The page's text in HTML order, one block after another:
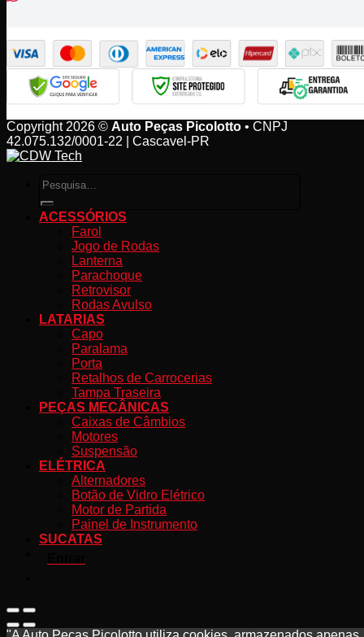
Copyright 2026 © Auto Peças Picolotto • CNPJ
42.075.132/0001-22 | Cascavel-PR
Pesquisar
por:
ACESSÓRIOS
Farol
Jogo de Rodas
Lanterna
Parachoque
Retrovisor
Rodas Avulso
LATARIAS
Capo
Paralama
Porta
Retalhos de Carrocerias
Tampa Traseira
PEÇAS MECÂNICAS
Caixas de Câmbios
Motores
Suspensão
ELÉTRICA
Alternadores
Botão de Vidro Elétrico
Motor de Partida
Painel de Instrumento
SUCATAS